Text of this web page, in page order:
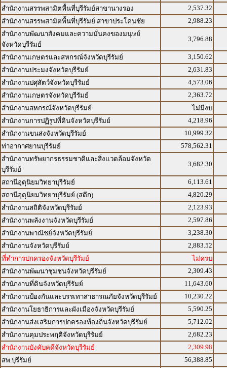
สำนักงานสรรพสามิตพื้นที่บุรีรัมย์สาขานางรอง
2,537.32
สำนักงานสรรพสามิตพื้นที่บุรีรัมย์ สาขาประโคนชัย
2,988.23
สำนักงานพัฒนาสังคมและความมั่นคงของมนุษย์
จังหวัดบุรีรัมย์
3,796.88
สำนักงานเกษตรและสหกรณ์จังหวัดบุรีรัมย์
3,150.62
สำนักงานประมงจังหวัดบุรีรัมย์
2,631.83
สำนักงานปศุสัตว์จังหวัดบุรีรัมย์
4,573.06
สำนักงานเกษตรจังหวัดบุรีรัมย์
2,363.72
สำนักงานสหกรณ์จังหวัดบุรีรัมย์
ไม่มีงบ
สำนักงานการปฏิรูปที่ดินจังหวัดบุรีรัมย์
4,218.96
สำนักงานขนส่งจังหวัดบุรีรัมย์
10,999.32
ท่าอากาศยานบุรีรัมย์
578,562.31
สำนักงานทรัพยากรธรรมชาติและสิ่งแวดล้อมจังหวัด
บุรีรัมย์
3,682.30
สถานีอุตุนิยมวิทยาบุรีรัมย์
6,113.61
สถานีอุตุนิยมวิทยาบุรีรัมย์ (สตึก)
4,820.29
สำนักงานสถิติจังหวัดบุรีรัมย์
2,123.93
สำนักงานพลังงานจังหวัดบุรีรัมย์
2,597.86
สำนักงานพาณิชย์จังหวัดบุรีรัมย์
3,238.30
สำนักงานจังหวัดบุรีรัมย์
2,883.52
ที่ทำการปกครองจังหวัดบุรีรัมย์
ไม่ครบ
สำนักงานพัฒนาชุมชนจังหวัดบุรีรัมย์
2,309.43
สำนักงานที่ดินจังหวัดบุรีรัมย์
11,643.60
สำนักงานป้องกันและบรรเทาสาธารณภัยจังหวัดบุรีรัมย์
10,230.22
สำนักงานโยธาธิการและผังเมืองจังหวัดบุรีรัมย์
5,590.25
สำนักงานส่งเสริมการปกครองท้องถิ่นจังหวัดบุรีรัมย์
5,712.02
สำนักงานคุมประพฤติจังหวัดบุรีรัมย์
2,682.23
สำนักงานบังคับคดีจังหวัดบุรีรัมย์
2,309.98
สพ.บุรีรัมย์
56,388.85